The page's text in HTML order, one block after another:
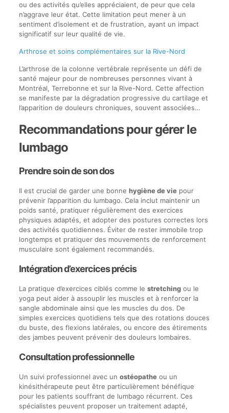
ou des activités qu’elles appréciaient, de peur que cela
n’aggrave leur état. Cette limitation peut mener à un
sentiment d’isolement et de frustration, ayant un impact
significatif sur leur qualité de vie.
Arthrose et soins complémentaires sur la Rive-Nord
L’arthrose de la colonne vertébrale représente un défi de
santé majeur pour de nombreuses personnes vivant à
Montréal, Terrebonne et sur la Rive-Nord. Cette affection
se manifeste par la dégradation progressive du cartilage et
l’apparition de douleurs chroniques, souvent associées…
Recommandations pour gérer le
lumbago
Prendre soin de son dos
Il est crucial de garder une bonne hygiène de viepour
prévenir l’apparition du lumbago. Cela inclut maintenir un
poids santé, pratiquer régulièrement des exercices
physiques adaptés, et adopter des postures correctes lors
des activités quotidiennes. Éviter de rester immobile trop
longtemps et pratiquer des mouvements de renforcement
musculaire sont également recommandés.
Intégration d’exercices précis
La pratique d’exercices ciblés comme le stretchingou le
yoga peut aider à assouplir les muscles et à renforcer la
sangle abdominale ainsi que les muscles du dos. De
simples exercices quotidiens tels que des rotations douces
du buste, des flexions latérales, ou encore des étirements
des jambes peuvent prévenir des douleurs lombaires.
Consultation professionnelle
Un suivi professionnel avec un ostéopatheou un
kinésithérapeute peut être particulièrement bénéfique
pour les patients souffrant de lumbago récurrent. Ces
spécialistes peuvent proposer un traitement adapté,